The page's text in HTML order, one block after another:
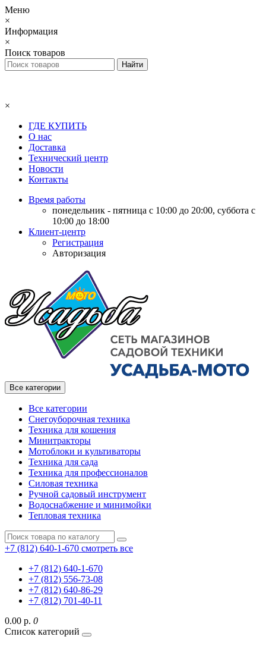
Меню
×
Информация
×
Поиск товаров
×
ГДЕ КУПИТЬ
О нас
Доставка
Технический центр
Новости
Контакты
Время работы
понедельник - пятница с 10:00 до 20:00, суббота с
10:00 до 18:00
Клиент-центр
Регистрация
Авторизация
Все категории
Все категории
Снегоуборочная техника
Техника для кошения
Минитракторы
Мотоблоки и культиваторы
Техника для сада
Техника для профессионалов
Силовая техника
Ручной садовый инструмент
Водоснабжение и минимойки
Тепловая техника
+7 (812) 640-1-670 смотреть все
+7 (812) 640-1-670
+7 (812) 556-73-08
+7 (812) 640-86-29
+7 (812) 701-40-11
0.00 р. 0
Список категорий